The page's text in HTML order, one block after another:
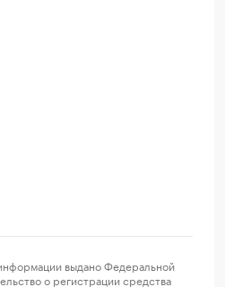
выдано Федеральной
о регистрации средства